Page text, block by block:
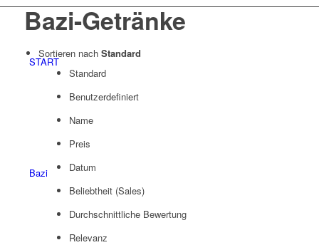
START
Bazi
Bazi-Getränke
Sortieren nach Standard
Standard
Benutzerdefiniert
Name
Preis
Datum
Beliebtheit (Sales)
Durchschnittliche Bewertung
Relevanz